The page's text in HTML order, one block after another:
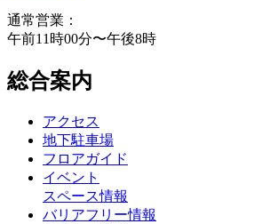
通常営業：
午前11時00分〜午後8時
総合案内
アクセス
地下駐車場
フロアガイド
イベント
スペース情報
バリアフリー情報